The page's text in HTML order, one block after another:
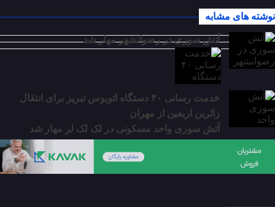
نوشته های مشابه
آتش سوزی در رضوانشهر مهار شد
خدمت رسانی ۴۰ دستگاه اتوبوس تبریز برای انتقال
زائرین اربعین از مهران
آتش سوزی واحد مسکونی در لک لک لر مهار شد